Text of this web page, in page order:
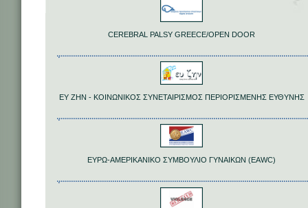
CEREBRAL PALSY GREECE/OPEN DOOR
ΕΥ ΖΗΝ - ΚΟΙΝΩΝΙΚΟΣ ΣΥΝΕΤΑΙΡΙΣΜΟΣ ΠΕΡΙΟΡΙΣΜΕΝΗΣ ΕΥΘΥΝΗΣ
ΕΥΡΩ-ΑΜΕΡΙΚΑΝΙΚΟ ΣΥΜΒΟΥΛΙΟ ΓΥΝΑΙΚΩΝ (EAWC)